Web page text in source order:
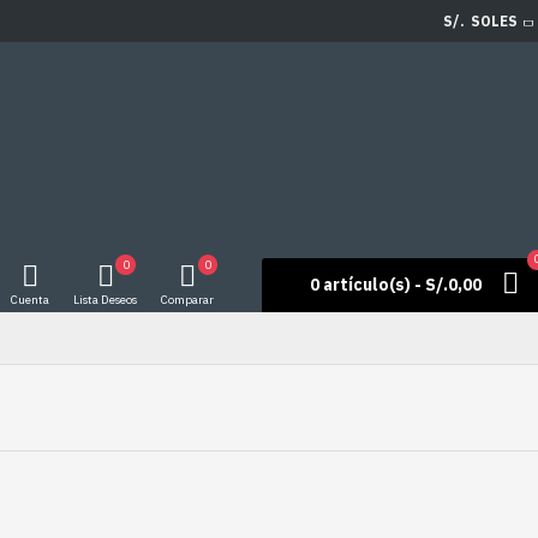
S/. SOLES
Cuenta Lista Deseos
0
Comparar
0
0 artículo(s) - S/.0,00